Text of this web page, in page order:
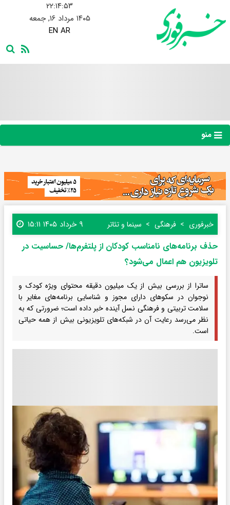
۲۲:۱۴:۵۴
۱۴۰۵ مرداد ۱۶, جمعه
EN AR
منو
خبرفوری فرهنگی سینما و تئاتر ۹ خرداد ۱۴۰۵ ۱۵:۱۱
حذف برنامه‌های نامناسب کودکان از پلتفرم‌ها/ حساسیت در
تلویزیون هم اعمال می‌شود؟
ساترا از بررسی بیش از یک میلیون دقیقه محتوای ویژه کودک و
نوجوان در سکوهای دارای مجوز و شناسایی برنامه‌های مغایر با
سلامت تربیتی و فرهنگی نسل آینده خبر داده است؛ ضرورتی که به
نظر می‌رسد رعایت آن در شبکه‌های تلویزیونی بیش از همه حیاتی
است.